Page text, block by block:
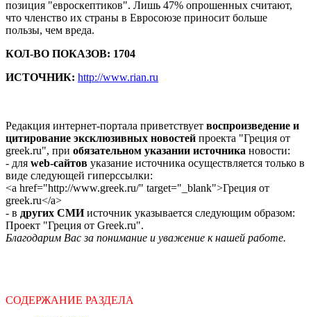
позиция "евроскептиков". Лишь 47% опрошенных считают,
что членство их страны в Евросоюзе приносит больше
пользы, чем вреда.
КОЛ-ВО ПОКАЗОВ: 1704
ИСТОЧНИК: http://www.rian.ru
Редакция интернет-портала приветствует воспроизведение и
цитирование эксклюзивных новостей проекта "Греция от
greek.ru", при обязательном указании источника новости:
- для web-сайтов указание источника осуществляется только в
виде следующей гиперссылки:
<a href="http://www.greek.ru/" target="_blank">Греция от
greek.ru</a>
- в других СМИисточник указывается следующим образом:
Проект "Греция от Greek.ru".
Благодарим Вас за понимание и уважение к нашей работе.
СОДЕРЖАНИЕ РАЗДЕЛА